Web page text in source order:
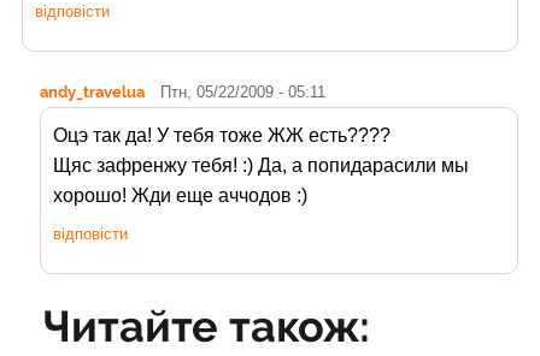
відповісти
andy_travelua Птн, 05/22/2009 - 05:11
Оцэ так да! У тебя тоже ЖЖ есть????
Щяс зафренжу тебя! :) Да, а попидарасили мы
хорошо! Жди еще аччодов :)
відповісти
Читайте також: